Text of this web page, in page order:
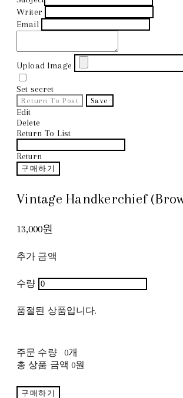
Writer
Email
Upload Image
Set secret
Return To Post Save
Edit
Delete
Return To List
Return
구매하기
Vintage Handkerchief
13,000원
추가 금액
수량
품절된 상품입니다.
주문 수량
0개
총 상품 금액 0원
구매하기